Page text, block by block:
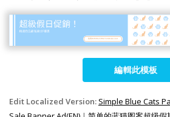
編輯此模板
Edit Localized Version: Simple Blue Cats